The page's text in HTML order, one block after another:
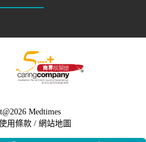
Medtimes
用條款/ 網站地圖